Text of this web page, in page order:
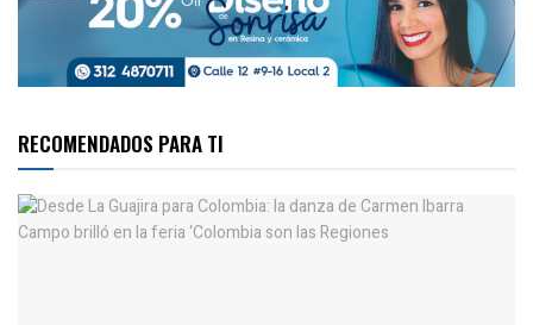
RECOMENDADOS PARA TI